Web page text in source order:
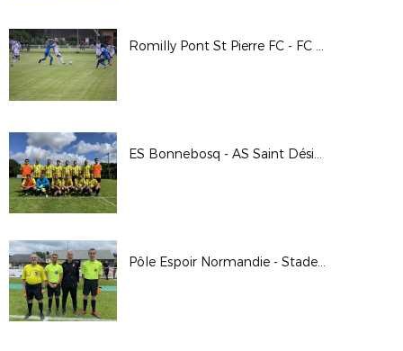
Romilly Pont St Pierre FC - FC Dieppe
ES Bonnebosq - AS Saint Désir 22/08/2021 CDF
Pôle Espoir Normandie - Stade Brestois 2020/2021